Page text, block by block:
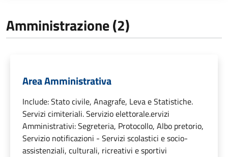
Amministrazione (2)
Area Amministrativa
Include: Stato civile, Anagrafe, Leva e Statistiche.
Servizi cimiteriali. Servizio elettorale.ervizi
Amministrativi: Segreteria, Protocollo, Albo pretorio,
Servizio notificazioni - Servizi scolastici e socio-
assistenziali, culturali, ricreativi e sportivi